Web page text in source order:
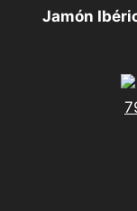
Jamón